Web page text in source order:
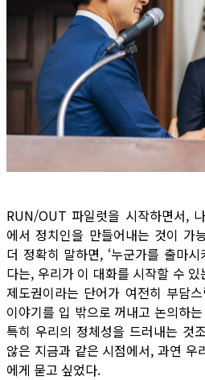
RUN/OUT 파일럿을 시작하면서,
에서 정치인을 만들어내는 것이 가
더 정확히 말하면, ‘누군가를 출마
다는, 우리가 이 대화를 시작할 수
제도권이라는 단어가 여전히 부담
이야기를 입 밖으로 꺼내고 논의하
특히 우리의 정체성을 드러내는 것
않은 지금과 같은 시점에서, 과연 우
에게 묻고 싶었다.